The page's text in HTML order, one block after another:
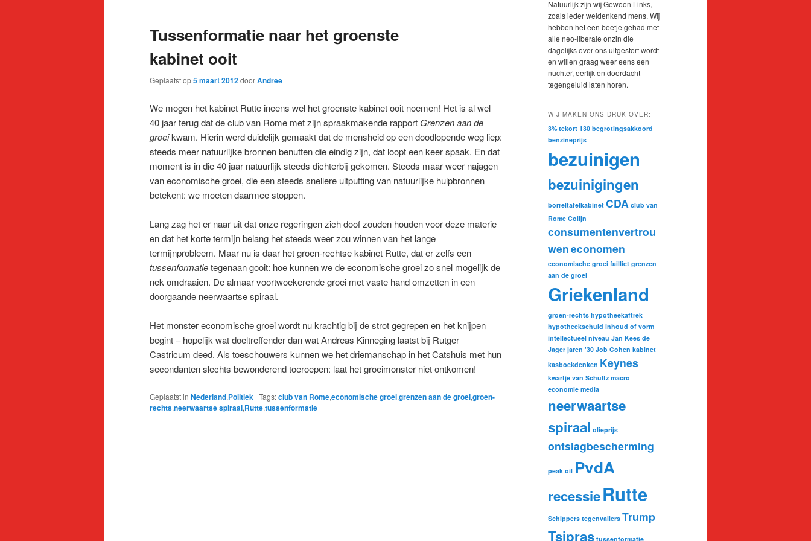
primaire
secundaire
Tussenformatie naar het groenste
kabinet ooit
Geplaatst op5 maart 2012doorAndree
We mogen het kabinet Rutte ineens wel het groenste kabinet ooit noemen! Het is al wel
40 jaar terug dat de club van Rome met zijn spraakmakende rapport Grenzen aan de
groeikwam. Hierin werd duidelijk gemaakt dat de mensheid op een doodlopende weg liep:
steeds meer natuurlijke bronnen benutten die eindig zijn, dat loopt een keer spaak. En dat
moment is in die 40 jaar natuurlijk steeds dichterbij gekomen. Steeds maar weer najagen
van economische groei, die een steeds snellere uitputting van natuurlijke hulpbronnen
betekent: we moeten daarmee stoppen.
Lang zag het er naar uit dat onze regeringen zich doof zouden houden voor deze materie
en dat het korte termijn belang het steeds weer zou winnen van het lange
termijnprobleem. Maar nu is daar het groen-rechtse kabinet Rutte, dat er zelfs een
tussenformatietegenaan gooit: hoe kunnen we de economische groei zo snel mogelijk de
nek omdraaien. De almaar voortwoekerende groei met vaste hand omzetten in een
doorgaande neerwaartse spiraal.
Het monster economische groei wordt nu krachtig bij de strot gegrepen en het knijpen
begint – hopelijk wat doeltreffender dan wat Andreas Kinneging laatst bij Rutger
Castricum deed. Als toeschouwers kunnen we het driemanschap in het Catshuis met hun
secondanten slechts bewonderend toeroepen: laat het groeimonster niet ontkomen!
Geplaatst in Nederland,Politiek | Tags:club van Rome,economische groei,grenzen aan de groei,groen-
rechts,neerwaartse spiraal,Rutte,tussenformatie
Natuurlijk zijn wij Gewoon Links,
zoals ieder weldenkend mens. Wij
hebben het een beetje gehad met
alle neo-liberale onzin die
dagelijks over ons uitgestort wordt
en willen graag weer eens een
nuchter, eerlijk en doordacht
tegengeluid laten horen.
WIJ MAKEN ONS DRUK OVER:
3% tekort 130 begrotingsakkoord
benzineprijs
bezuinigen
bezuinigingen
borreltafelkabinet CDA club van
Rome Colijn
consumentenvertrou
weneconomen
economische groei failliet grenzen
aan de groei
Griekenland
groen-rechts hypotheekaftrek
hypotheekschuld inhoud of vorm
intellectueel niveau Jan Kees de
Jager jaren '30 Job Cohen kabinet
kasboekdenken Keynes
kwartje van Schultz macro
economie media
neerwaartse
spiraal olieprijs
ontslagbescherming
peak oil PvdA
recessieRutte
Schippers tegenvallers Trump
Tsipras tussenformatie